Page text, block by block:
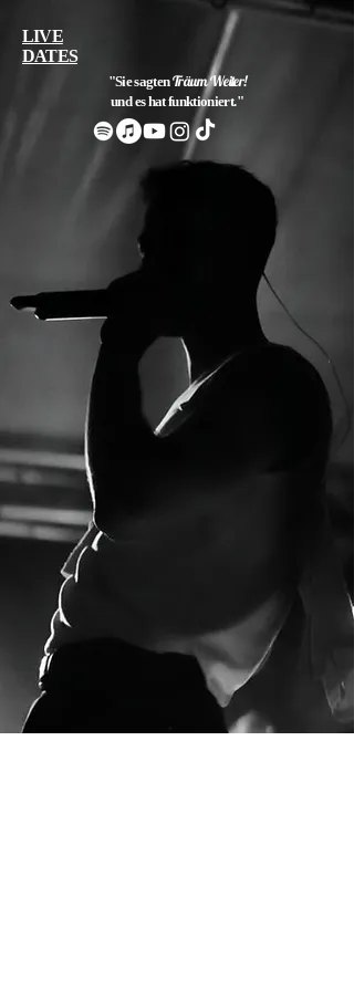
LIVE
DATES
"Sie sagtenTräum Weiter!
und es hat funktioniert."